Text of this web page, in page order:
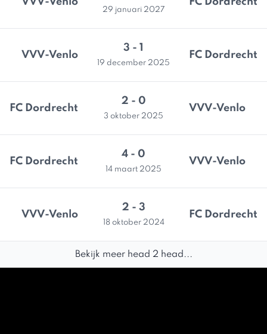
29 januari 2027
VVV-Venlo
3 - 1
19 december 2025
FC Dordrecht
FC Dordrecht
2 - 0
3 oktober 2025
VVV-Venlo
FC Dordrecht
4 - 0
14 maart 2025
VVV-Venlo
VVV-Venlo
2 - 3
18 oktober 2024
FC Dordrecht
Bekijk meer head 2 head...